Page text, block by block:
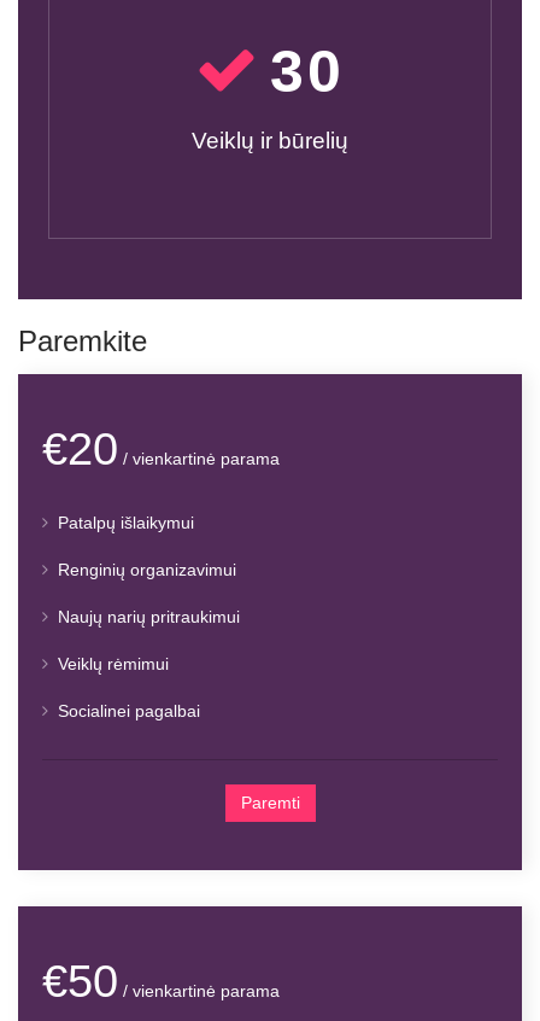
30
Veiklų ir būrelių
Paremkite
€20 / vienkartinė parama
Patalpų išlaikymui
Renginių organizavimui
Naujų narių pritraukimui
Veiklų rėmimui
Socialinei pagalbai
Paremti
€50 / vienkartinė parama